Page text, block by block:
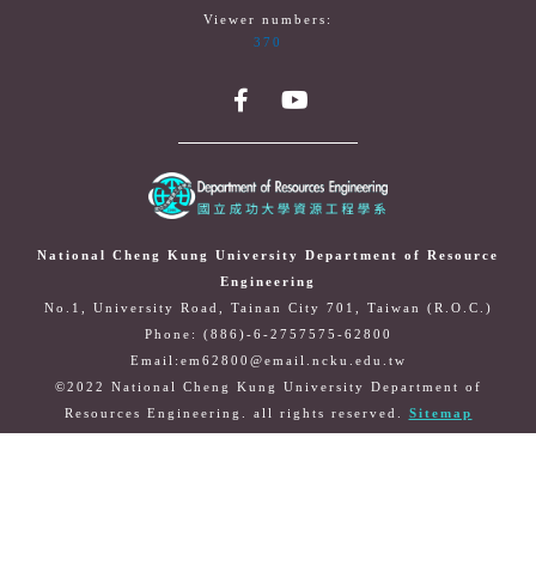
Viewer numbers:
370
National Cheng Kung University Department of Resource
Engineering
No.1, University Road, Tainan City 701, Taiwan (R.O.C.)
Phone: (886)-6-2757575-62800
Email:em62800@email.ncku.edu.tw
©2022 National Cheng Kung University Department of
Resources Engineering. all rights reserved. Sitemap